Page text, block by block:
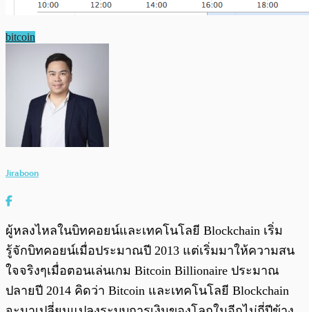
bitcoin
Jiraboon
ผู้หลงไหลในบิทคอยน์และเทคโนโลยี Blockchain เริ่ม
รู้จักบิทคอยน์เมื่อประมาณปี 2013 แต่เริ่มมาให้ความสน
ใจจริงๆเมื่อตอนเล่นเกม Bitcoin Billionaire ประมาณ
ปลายปี 2014 คิดว่า Bitcoin และเทคโนโลยี Blockchain